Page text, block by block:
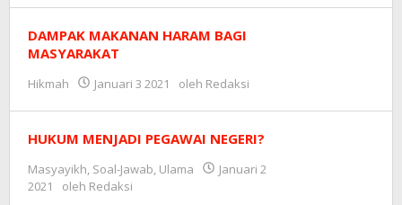
DAMPAK MAKANAN HARAM BAGI
MASYARAKAT
Hikmah Januari 3 2021 oleh Redaksi
HUKUM MENJADI PEGAWAI NEGERI?
Masyayikh, Soal-Jawab, Ulama
Januari 2
2021
oleh Redaksi